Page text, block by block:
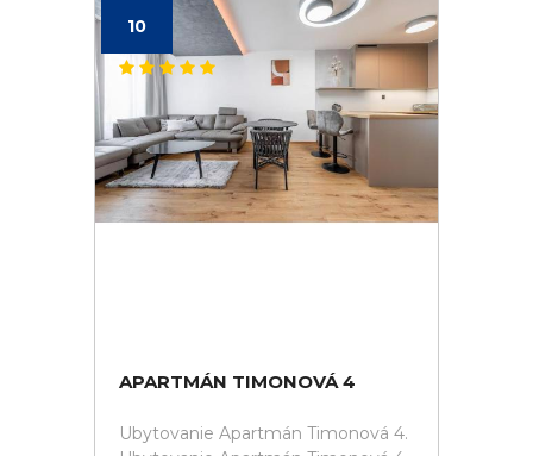
10
APARTMÁN TIMONOVÁ 4
Ubytovanie Apartmán Timonová 4.